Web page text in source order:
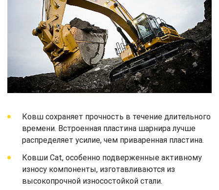
Ковш сохраняет прочность в течение длительного
времени. Встроенная пластина шарнира лучше
распределяет усилие, чем приваренная пластина.
Ковши Cat, особенно подверженные активному
износу компоненты, изготавливаются из
высокопрочной износостойкой стали.